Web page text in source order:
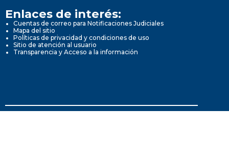
Enlaces de interés:
Cuentas de correo para Notificaciones Judiciales
Mapa del sitio
Políticas de privacidad y condiciones de uso
Sitio de atención al usuario
Transparencia y Acceso a la información